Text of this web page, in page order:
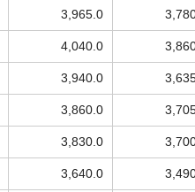
3,965.0
4,040.0
3,940.0
3,860.0
3,830.0
3,640.0